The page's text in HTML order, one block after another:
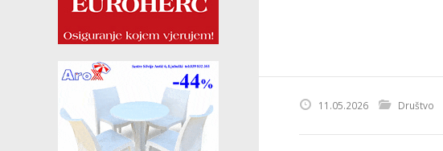
11.05.2026 Društvo